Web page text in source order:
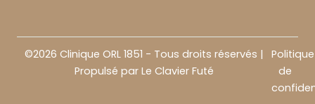
©2026 Clinique ORL 1851 - Tous droits réservés |
Propulsé parLe Clavier Futé
Politique
de